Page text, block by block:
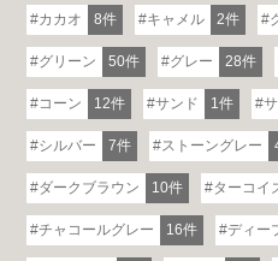
カカオ 8件 キャメル 2件
グリーン 50件 グレー 28件
コーン 12件 サンド 1件
シルバー 7件 ストーングレー
ダークブラウン 10件 ターコイ
チャコールグレー 16件 ディー